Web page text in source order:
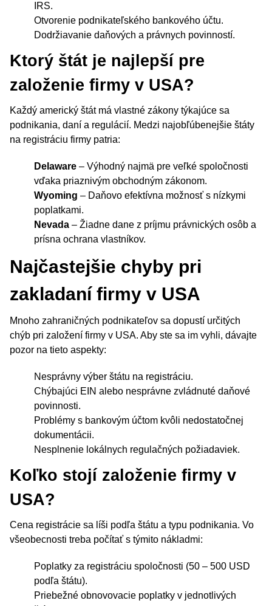
IRS.
Otvorenie podnikateľského bankového účtu.
Dodržiavanie daňových a právnych povinností.
Ktorý štát je najlepší pre
založenie firmy v USA?
Každý americký štát má vlastné zákony týkajúce sa
podnikania, daní a regulácií. Medzi najobľúbenejšie štáty
na registráciu firmy patria:
Delaware – Výhodný najmä pre veľké spoločnosti
vďaka priaznivým obchodným zákonom.
Wyoming – Daňovo efektívna možnosť s nízkymi
poplatkami.
Nevada – Žiadne dane z príjmu právnických osôb a
prísna ochrana vlastníkov.
Najčastejšie chyby pri
zakladaní firmy v USA
Mnoho zahraničných podnikateľov sa dopustí určitých
chýb pri založení firmy v USA. Aby ste sa im vyhli, dávajte
pozor na tieto aspekty:
Nesprávny výber štátu na registráciu.
Chýbajúci EIN alebo nesprávne zvládnuté daňové
povinnosti.
Problémy s bankovým účtom kvôli nedostatočnej
dokumentácii.
Nesplnenie lokálnych regulačných požiadaviek.
Koľko stojí založenie firmy v
USA?
Cena registrácie sa líši podľa štátu a typu podnikania. Vo
všeobecnosti treba počítať s týmito nákladmi:
Poplatky za registráciu spoločnosti (50 – 500 USD
podľa štátu).
Priebežné obnovovacie poplatky v jednotlivých